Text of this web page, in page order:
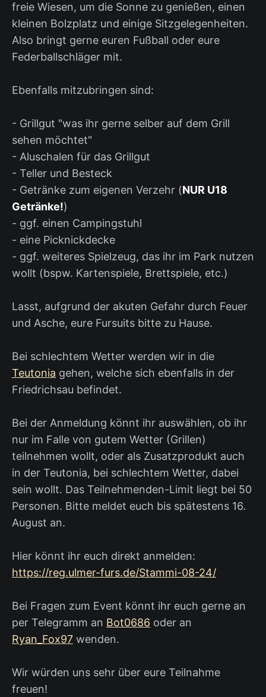
freie Wiesen, um die Sonne zu genießen, einen
kleinen Bolzplatz und einige Sitzgelegenheiten.
Also bringt gerne euren Fußball oder eure
Federballschläger mit.
Ebenfalls mitzubringen sind:
- Grillgut "was ihr gerne selber auf dem Grill
sehen möchtet"
- Aluschalen für das Grillgut
- Teller und Besteck
- Getränke zum eigenen Verzehr (NUR U18
Getränke!)
- ggf. einen Campingstuhl
- eine Picknickdecke
- ggf. weiteres Spielzeug, das ihr im Park nutzen
wollt (bspw. Kartenspiele, Brettspiele, etc.)
Lasst, aufgrund der akuten Gefahr durch Feuer
und Asche, eure Fursuits bitte zu Hause.
Bei schlechtem Wetter werden wir in die
Teutonia gehen, welche sich ebenfalls in der
Friedrichsau befindet.
Bei der Anmeldung könnt ihr auswählen, ob ihr
nur im Falle von gutem Wetter (Grillen)
teilnehmen wollt, oder als Zusatzprodukt auch
in der Teutonia, bei schlechtem Wetter, dabei
sein wollt. Das Teilnehmenden-Limit liegt bei 50
Personen. Bitte meldet euch bis spätestens 16.
August an.
Hier könnt ihr euch direkt anmelden:
https://reg.ulmer-furs.de/Stammi-08-24/
Bei Fragen zum Event könnt ihr euch gerne an
per Telegramm an Bot0686 oder an
Ryan_Fox97 wenden.
Wir würden uns sehr über eure Teilnahme
freuen!